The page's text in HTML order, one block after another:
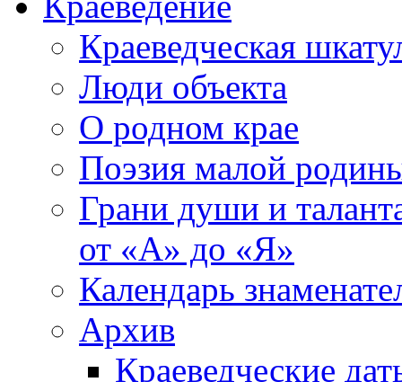
Краеведческая
Люди объекта
О родном крае
Поэзия малой
Грани души и
от «А» до «Я»
Календарь
Архив
Краеведческие